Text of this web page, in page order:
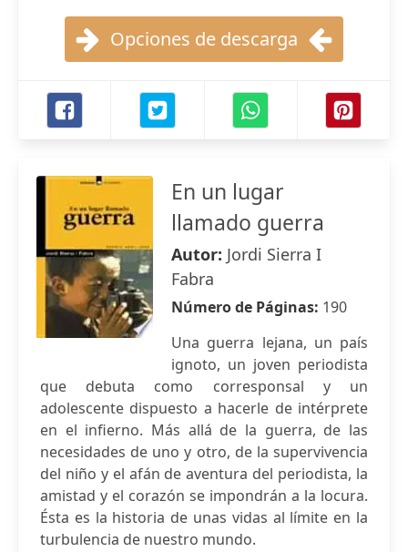
Opciones de descarga
En un lugar
llamado guerra
Autor: Jordi Sierra I
Fabra
Número de Páginas: 190
Una guerra lejana, un país
ignoto, un joven periodista
que debuta como corresponsal y un
adolescente dispuesto a hacerle de intérprete
en el infierno. Más allá de la guerra, de las
necesidades de uno y otro, de la supervivencia
del niño y el afán de aventura del periodista, la
amistad y el corazón se impondrán a la locura.
Ésta es la historia de unas vidas al límite en la
turbulencia de nuestro mundo.